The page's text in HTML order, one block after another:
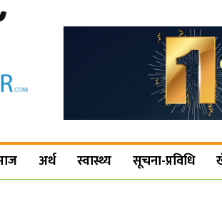
अर्थ स्वास्थ्य सूचना-प्रविधि